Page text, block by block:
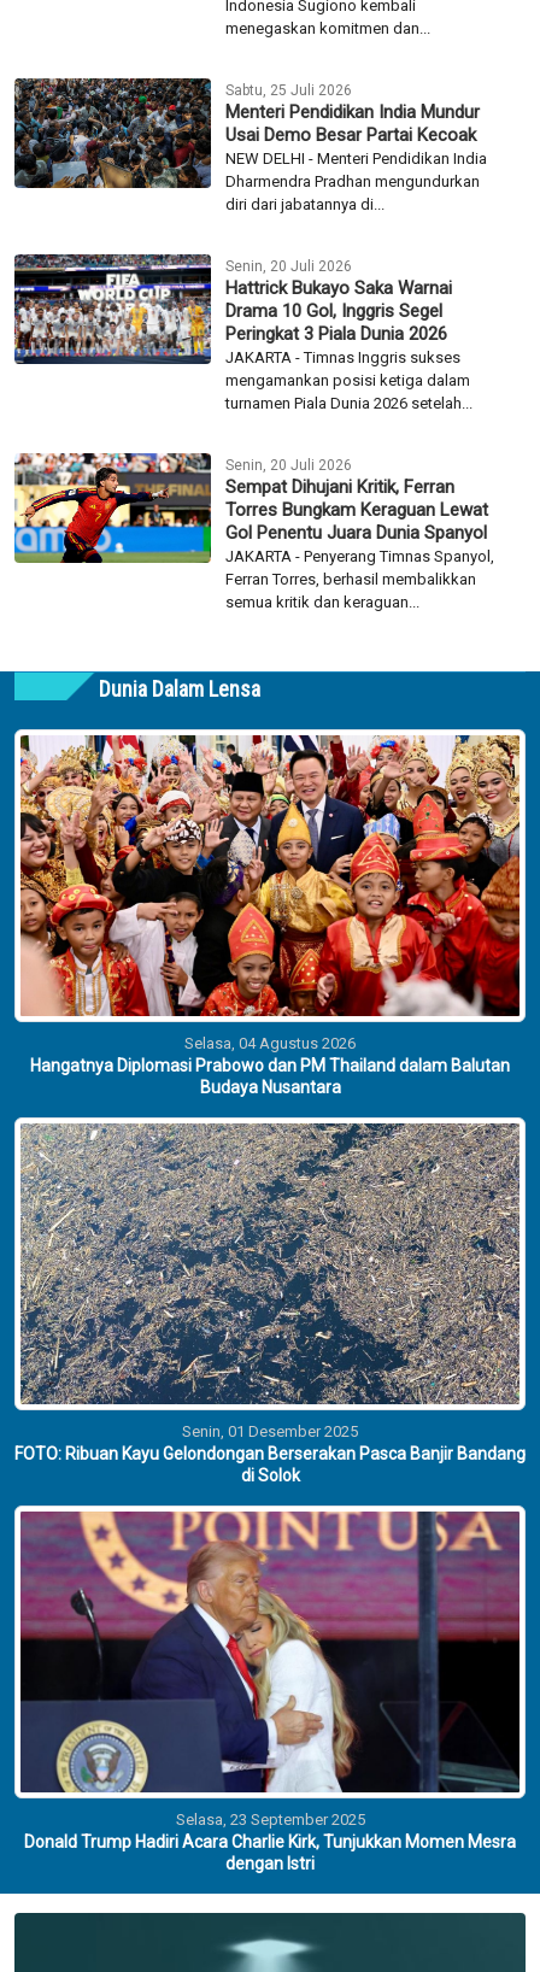
Indonesia Sugiono kembali
menegaskan komitmen dan...
Sabtu, 25 Juli 2026
Menteri Pendidikan India Mundur
Usai Demo Besar Partai Kecoak
NEW DELHI - Menteri Pendidikan India
Dharmendra Pradhan mengundurkan
diri dari jabatannya di...
Senin, 20 Juli 2026
Hattrick Bukayo Saka Warnai
Drama 10 Gol, Inggris Segel
Peringkat 3 Piala Dunia 2026
JAKARTA - Timnas Inggris sukses
mengamankan posisi ketiga dalam
turnamen Piala Dunia 2026 setelah...
Senin, 20 Juli 2026
Sempat Dihujani Kritik, Ferran
Torres Bungkam Keraguan Lewat
Gol Penentu Juara Dunia Spanyol
JAKARTA - Penyerang Timnas Spanyol,
Ferran Torres, berhasil membalikkan
semua kritik dan keraguan...
Dunia Dalam Lensa
Selasa, 04 Agustus 2026
Hangatnya Diplomasi Prabowo dan PM Thailand dalam Balutan
Budaya Nusantara
Senin, 01 Desember 2025
FOTO: Ribuan Kayu Gelondongan Berserakan Pasca Banjir Bandang
di Solok
Selasa, 23 September 2025
Donald Trump Hadiri Acara Charlie Kirk, Tunjukkan Momen Mesra
dengan Istri